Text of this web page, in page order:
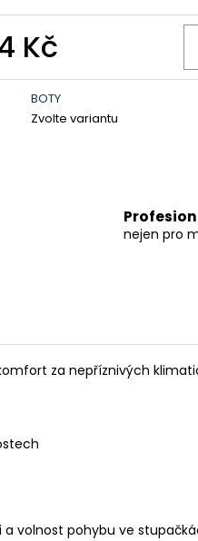
Kč
BOTY
Zvolte variantu
nejen pro
za nepříznivých
volnost pohybu ve